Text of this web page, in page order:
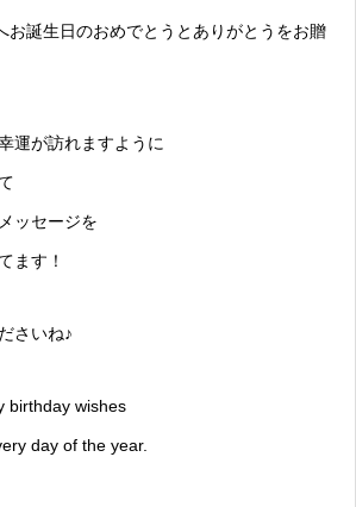
お誕生日のおめでとうとありがとうをお贈
運が訪れますように
ッセージを
ます！
さいね♪
birthday wishes
day of the year.